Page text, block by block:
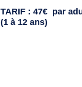
TARIF : 47€ par
(1 à 12 ans)